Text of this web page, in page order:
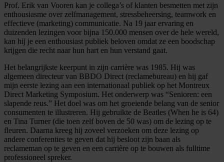
Prof. Erik van Vooren kan je collega’s of klanten besmetten met zijn
enthousiasme over zelfmanagement, stressbeheersing, teamwork en
effectieve (marketing) communicatie. Na 19 jaar ervaring en
duizenden lezingen voor bijna 150.000 mensen over de hele wereld,
kan hij je een enthousiast publiek beloven omdat ze een boodschap
krijgen die recht naar hun hart en hun verstand gaat.
Het belangrijkste keerpunt in zijn carrière was 1985. Hij was
algemeen directeur van BBDO Direct (reclamebureau) en hij gaf
mijn eerste lezing aan een internationaal publiek op het Montreux
Direct Marketing Symposium. Het onderwerp was “Senioren: een
slapende reus.” Het doel was om het groeiende belang van de senior
consumenten te illustreren. Hij gebruikte de Beatles (When he is 64)
en Tina Turner (die toen zelf boven de 50 was) om de lezing op te
fleuren. Daarna kreeg hij zoveel verzoeken om deze lezing op
andere conferenties te geven dat hij besloot zijn baan als
reclameman op te geven en een carrière op te bouwen als fulltime
professioneel spreker.